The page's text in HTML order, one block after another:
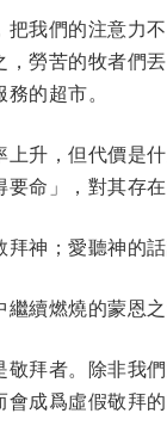
我們的注意力
勞苦的牧者們
的超市。
升，但代價是
命」，對其存在
神；愛聽神的
續燃燒的蒙恩之
拜者。除非我
成爲虛假敬拜的